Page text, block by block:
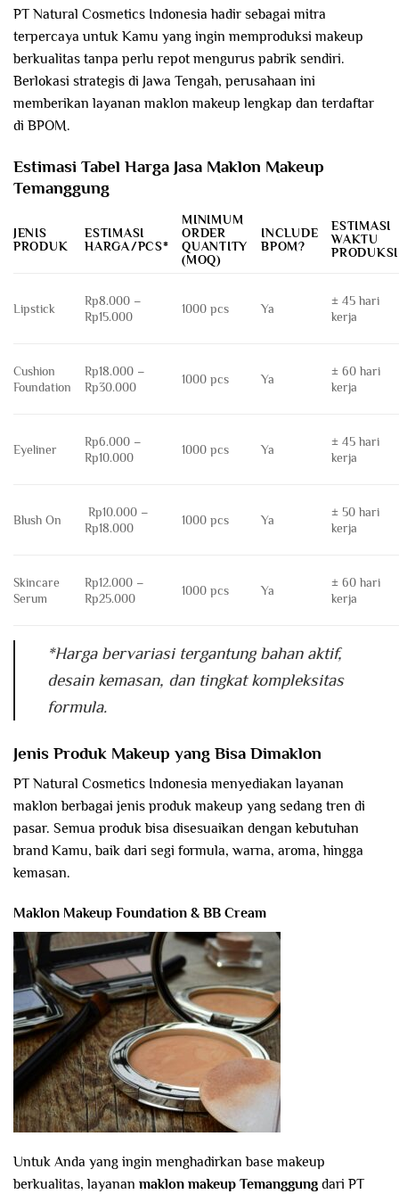
PT Natural Cosmetics Indonesia hadir sebagai mitra
terpercaya untuk Kamu yang ingin memproduksi makeup
berkualitas tanpa perlu repot mengurus pabrik sendiri.
Berlokasi strategis di Jawa Tengah, perusahaan ini
memberikan layanan maklon makeup lengkap dan terdaftar
di BPOM.
Estimasi Tabel Harga Jasa Maklon Makeup
Temanggung
JENIS
PRODUK
ESTIMASI
HARGA/PCS*
MINIMUM
ORDER
QUANTITY
(MOQ)
INCLUDE
BPOM?
ESTIMASI
WAKTU
PRODUKSI
Lipstick
Rp8.000 –
Rp15.000
1000 pcs Ya
± 45 hari
kerja
Cushion
Foundation
Rp18.000 –
Rp30.000
1000 pcs Ya
± 60 hari
kerja
Eyeliner
Rp6.000 –
Rp10.000
1000 pcs Ya
± 45 hari
kerja
Blush On
Rp10.000 –
Rp18.000
1000 pcs Ya
± 50 hari
kerja
Skincare
Serum
Rp12.000 –
Rp25.000
1000 pcs Ya
± 60 hari
kerja
*Harga bervariasi tergantung bahan aktif,
desain kemasan, dan tingkat kompleksitas
formula.
Jenis Produk Makeup yang Bisa Dimaklon
PT Natural Cosmetics Indonesia menyediakan layanan
maklon berbagai jenis produk makeup yang sedang tren di
pasar. Semua produk bisa disesuaikan dengan kebutuhan
brand Kamu, baik dari segi formula, warna, aroma, hingga
kemasan.
Maklon Makeup Foundation & BB Cream
Untuk Anda yang ingin menghadirkan base makeup
berkualitas, layanan maklon makeup Temanggung dari PT